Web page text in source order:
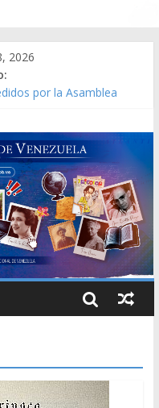
2026
por la Asamblea
año CXXXIII Mes V,
Bor